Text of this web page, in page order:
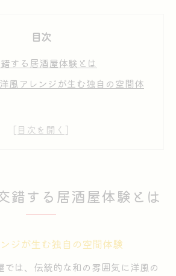
目次
する居酒屋体験とは
風アレンジが生む独自の空間体
融合した居酒屋の楽しみ方の工夫
はの居酒屋で出会う新たな発見
じる横浜市中区の歴史と空気感
る居酒屋で味わう地元の深み
錯する居酒屋体験とは
ジが生む独自の空間体験
では、伝統的な和の雰囲気に洋風の